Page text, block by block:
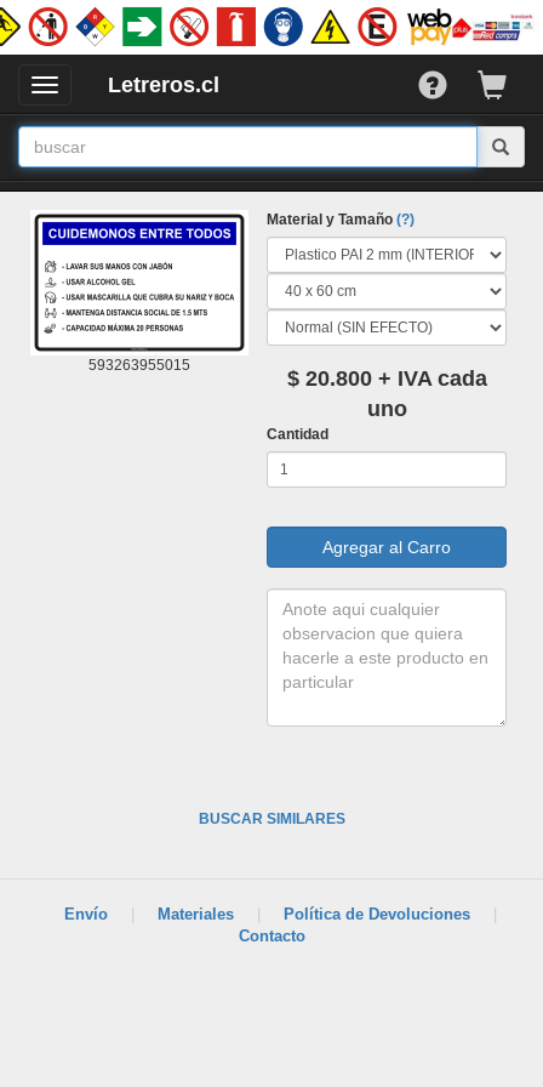
Desplegar
Ocultar
Menu
Letreros.cl
593263955015
Material y Tamaño (?)
$ 20.800 + IVA cada
uno
Cantidad
BUSCAR SIMILARES
Envío Materiales Política de Devoluciones
Contacto